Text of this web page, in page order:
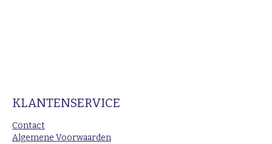
KLANTENSERVICE
Contact
Algemene Voorwaarden